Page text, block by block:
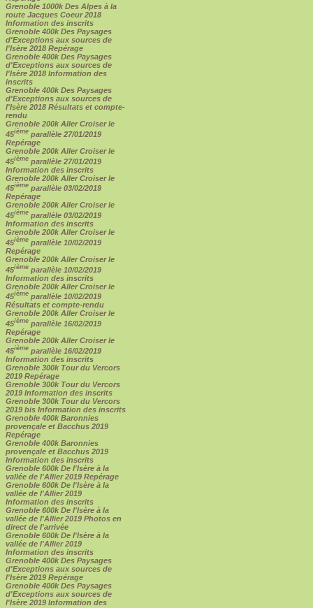
Grenoble 1000k Des Alpes à la
route Jacques Coeur 2018
Information des inscrits
Grenoble 400k Des Paysages
d'Exceptions aux sources de
l'Isère 2018 Repérage
Grenoble 400k Des Paysages
d'Exceptions aux sources de
l'Isère 2018 Information des
inscrits
Grenoble 400k Des Paysages
d'Exceptions aux sources de
l'Isère 2018 Résultats et compte-
rendu
Grenoble 200k Aller Croiser le
45ième parallèle 27/01/2019
Repérage
Grenoble 200k Aller Croiser le
45ième parallèle 27/01/2019
Information des inscrits
Grenoble 200k Aller Croiser le
45ième parallèle 03/02/2019
Repérage
Grenoble 200k Aller Croiser le
45ième parallèle 03/02/2019
Information des inscrits
Grenoble 200k Aller Croiser le
45ième parallèle 10/02/2019
Repérage
Grenoble 200k Aller Croiser le
45ième parallèle 10/02/2019
Information des inscrits
Grenoble 200k Aller Croiser le
45ième parallèle 10/02/2019
Résultats et compte-rendu
Grenoble 200k Aller Croiser le
45ième parallèle 16/02/2019
Repérage
Grenoble 200k Aller Croiser le
45ième parallèle 16/02/2019
Information des inscrits
Grenoble 300k Tour du Vercors
2019 Repérage
Grenoble 300k Tour du Vercors
2019 Information des inscrits
Grenoble 300k Tour du Vercors
2019 bis Information des inscrits
Grenoble 400k Baronnies
provençale et Bacchus 2019
Repérage
Grenoble 400k Baronnies
provençale et Bacchus 2019
Information des inscrits
Grenoble 600k De l'Isère à la
vallée de l'Allier 2019 Repérage
Grenoble 600k De l'Isère à la
vallée de l'Allier 2019
Information des inscrits
Grenoble 600k De l'Isère à la
vallée de l'Allier 2019 Photos en
direct de l'arrivée
Grenoble 600k De l'Isère à la
vallée de l'Allier 2019
Information des inscrits
Grenoble 400k Des Paysages
d'Exceptions aux sources de
l'Isère 2019 Repérage
Grenoble 400k Des Paysages
d'Exceptions aux sources de
l'Isère 2019 Information des